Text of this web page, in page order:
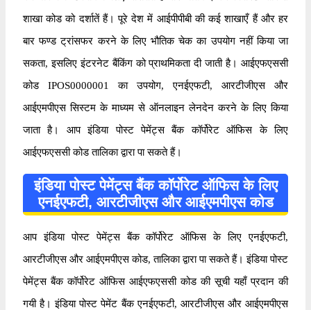
शाखा कोड को दर्शातें हैं। पूरे देश में आईपीपीबी की कई शाखाएँ हैं और हर
बार फण्ड ट्रांसफर करने के लिए भौतिक चेक का उपयोग नहीं किया जा
सकता, इसलिए इंटरनेट बैंकिंग को प्राथमिकता दी जाती है। आईएफएससी
कोड IPOS0000001 का उपयोग, एनईएफटी, आरटीजीएस और
आईएमपीएस सिस्टम के माध्यम से ऑनलाइन लेनदेन करने के लिए किया
जाता है। आप इंडिया पोस्ट पेमेंट्स बैंक कॉर्पोरेट ऑफिस के लिए
आईएफएससी कोड तालिका द्वारा पा सकते हैं।
इंडिया पोस्ट पेमेंट्स बैंक कॉर्पोरेट ऑफिस के लिए
एनईएफटी, आरटीजीएस और आईएमपीएस कोड
आप इंडिया पोस्ट पेमेंट्स बैंक कॉर्पोरेट ऑफिस के लिए एनईएफटी,
आरटीजीएस और आईएमपीएस कोड, तालिका द्वारा पा सकते हैं। इंडिया पोस्ट
पेमेंट्स बैंक कॉर्पोरेट ऑफिस आईएफएससी कोड की सूची यहाँ प्रदान की
गयी है। इंडिया पोस्ट पेमेंट बैंक एनईएफटी, आरटीजीएस और आईएमपीएस